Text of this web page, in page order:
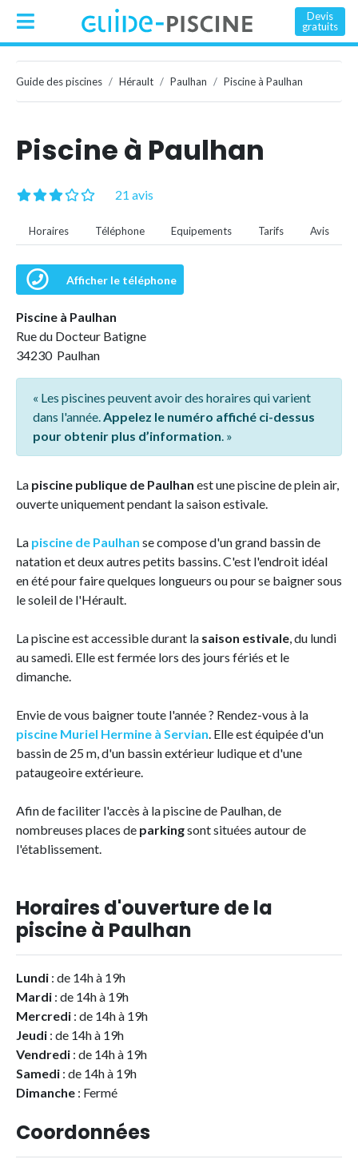
Devis
gratuits
Guide des piscines Hérault Paulhan Piscine à Paulhan
Piscine à Paulhan
21 avis
Horaires Téléphone Equipements Tarifs Avis
Afficher le téléphone
Piscine à Paulhan
Rue du Docteur Batigne
34230 Paulhan
« Les piscines peuvent avoir des horaires qui varient
dans l'année.Appelez le numéro affiché ci-dessus
pour obtenir plus d’information. »
La piscine publique de Paulhan est une piscine de plein air,
ouverte uniquement pendant la saison estivale.
La piscine de Paulhan se compose d'un grand bassin de
natation et deux autres petits bassins. C'est l'endroit idéal
en été pour faire quelques longueurs ou pour se baigner sous
le soleil de l'Hérault.
La piscine est accessible durant la saison estivale, du lundi
au samedi. Elle est fermée lors des jours fériés et le
dimanche.
Envie de vous baigner toute l'année ? Rendez-vous à la
piscine Muriel Hermine à Servian. Elle est équipée d'un
bassin de 25 m, d'un bassin extérieur ludique et d'une
pataugeoire extérieure.
Afin de faciliter l'accès à la piscine de Paulhan, de
nombreuses places de parkingsont situées autour de
l'établissement.
Horaires d'ouverture de la
piscine à Paulhan
Lundi : de 14h à 19h
Mardi : de 14h à 19h
Mercredi : de 14h à 19h
Jeudi : de 14h à 19h
Vendredi : de 14h à 19h
Samedi : de 14h à 19h
Dimanche : Fermé
Coordonnées